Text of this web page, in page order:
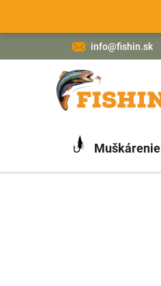
obsah
info@fishin.sk
Muškárenie